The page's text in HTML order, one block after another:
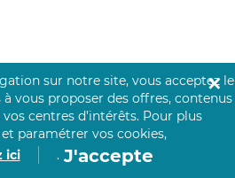
sur notre site, vous acceptez le
vous proposer des offres, contenus
centres d’intérêts. Pour plus
paramétrer vos cookies,
ici
. J'accepte
✕